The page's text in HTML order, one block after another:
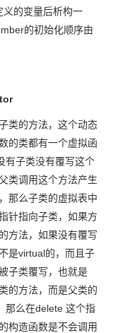
的变量后析构一
的初始化顺序由
类的方法，这个动态
的类都有一个虚拟函
有子类没有覆写这个
类调用这个方法产生
那么子类的虚拟表中
针指向子类，如果方
方法，如果没有覆写
是virtual的，而且子
子类覆写，也就是
的方法，而是父类的
那么在delete 这个指
构造函数是不会调用